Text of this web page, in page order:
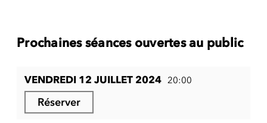
Prochaines séances ouvertes au public
VENDREDI 12 JUILLET 2024 20:00
Réserver